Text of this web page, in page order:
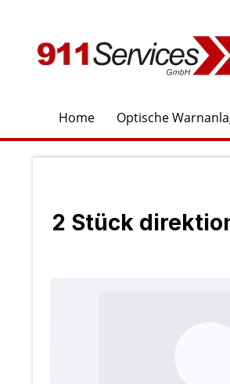
Home Optische
2 Stück